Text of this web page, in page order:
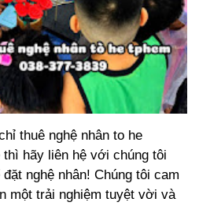
thuê nghệ nhân to he
hãy liên hệ với chúng tôi
nghệ nhân! Chúng tôi cam
một trải nghiệm tuyệt vời và